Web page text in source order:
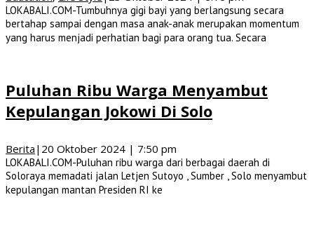
LOKABALI.COM-Tumbuhnya gigi bayi yang berlangsung secara
bertahap sampai dengan masa anak-anak merupakan momentum
yang harus menjadi perhatian bagi para orang tua. Secara
Puluhan Ribu Warga Menyambut
Kepulangan Jokowi Di Solo
Berita | 20 Oktober 2024 | 7:50 pm
LOKABALI.COM-Puluhan ribu warga dari berbagai daerah di
Soloraya memadati jalan Letjen Sutoyo , Sumber , Solo menyambut
kepulangan mantan Presiden RI ke